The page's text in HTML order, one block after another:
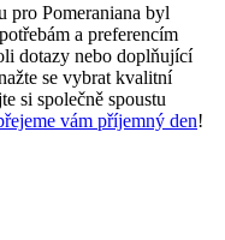
pro Pomeraniana‌ byl‌
a preferencím⁣
dotazy ‌nebo ⁤doplňující
se vybrat kvalitní⁢
si společně spoustu
vám příjemný den!